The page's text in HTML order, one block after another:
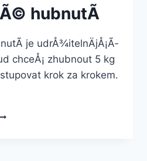
hubnutÃ­
je udrÅ¾itelnÄjÅ¡Ã­
chceÅ¡ zhubnout 5 kg
krok za krokem.